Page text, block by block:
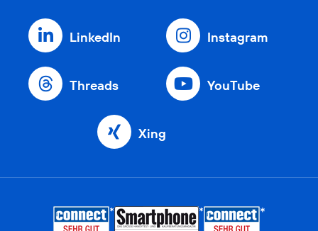
LinkedIn Instagram
Threads YouTube
Xing